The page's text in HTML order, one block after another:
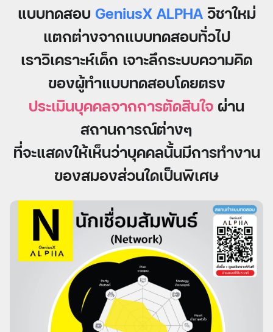
แบบทดสอบ GeniusX ALPHAวิชาใหม่
แตกต่างจากแบบทดสอบทั่วไป
เราวิเคราะห์เด็ก เจาะลึกระบบความคิด
ของผู้ทำแบบทดสอบโดยตรง
ประเมินบุคคลจากการตัดสินใจ ผ่าน
สถานการณ์ต่างๆ
ที่จะแสดงให้เห็นว่าบุคคลนั้นมีการทำงาน
ของสมองส่วนใดเป็นพิเศษ